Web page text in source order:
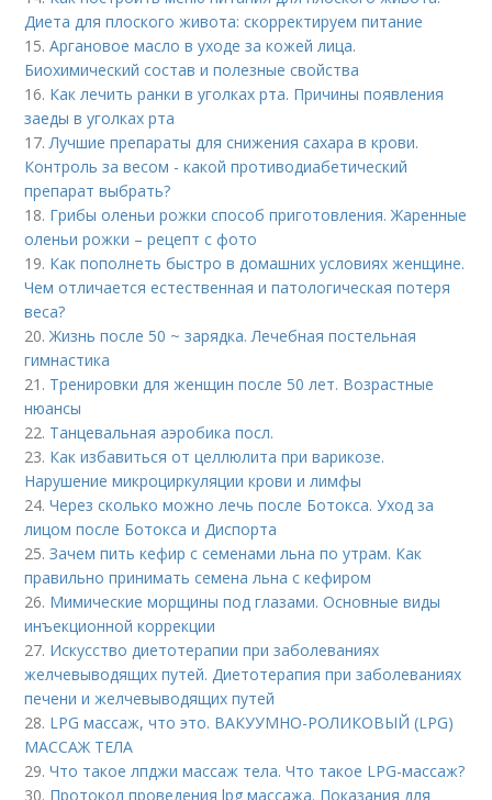
Диета для плоского живота: скорректируем питание
15.Аргановое масло в уходе за кожей лица.
Биохимический состав и полезные свойства
16. Как лечить ранки в уголках рта. Причины появления
заеды в уголках рта
17.Лучшие препараты для снижения сахара в крови.
Контроль за весом - какой противодиабетический
препарат выбрать?
18. Грибы оленьи рожки способ приготовления. Жаренные
оленьи рожки – рецепт с фото
19. Как пополнеть быстро в домашних условиях женщине.
Чем отличается естественная и патологическая потеря
веса?
20.Жизнь после 50 ~ зарядка. Лечебная постельная
гимнастика
21. Тренировки для женщин после 50 лет. Возрастные
нюансы
22. Танцевальная аэробика посл.
23. Как избавиться от целлюлита при варикозе.
Нарушение микроциркуляции крови и лимфы
24.Через сколько можно лечь после Ботокса. Уход за
лицом после Ботокса и Диспорта
25.Зачем пить кефир с семенами льна по утрам. Как
правильно принимать семена льна с кефиром
26. Мимические морщины под глазами. Основные виды
инъекционной коррекции
27. Искусство диетотерапии при заболеваниях
желчевыводящих путей. Диетотерапия при заболеваниях
печени и желчевыводящих путей
28. LPG массаж, что это. ВАКУУМНО-РОЛИКОВЫЙ (LPG)
МАССАЖ ТЕЛА
29.Что такое лпджи массаж тела. Что такое LPG-массаж?
30. Протокол проведения lpg массажа. Показания для